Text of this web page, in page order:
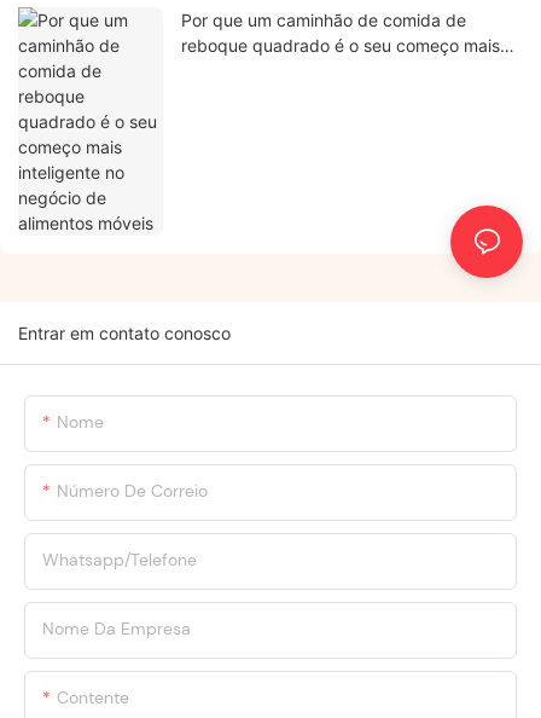
Por que um caminhão de comida de
reboque quadrado é o seu começo mais
Entrar em contato conosco
Nome
Número De Correio
Whatsapp/Telefone
Nome Da Empresa
Contente